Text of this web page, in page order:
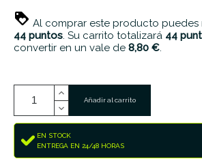
Al comprar este producto
44 puntos. Su carrito totalizará 44
convertir en un vale de 8,80 €.
Añadir al carrito
EN STOCK
ENTREGA EN 24/48 HORAS